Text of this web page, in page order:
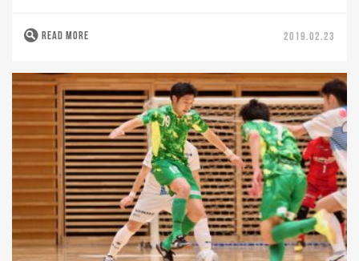
READ MORE 2019.02.23